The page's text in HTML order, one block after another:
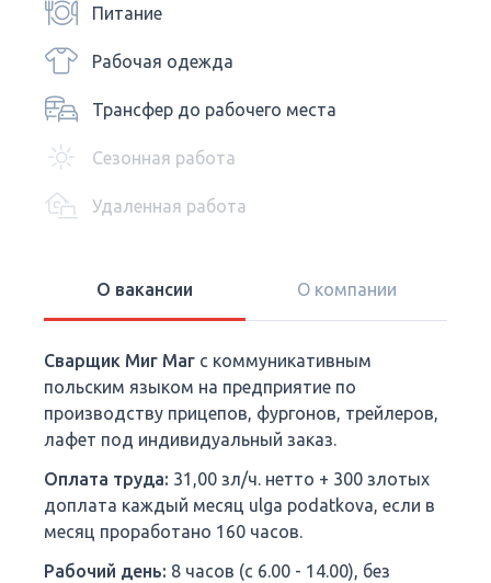
Питание
Рабочая одежда
Трансфер до рабочего места
Сезонная работа
Удаленная работа
О вакансии О компании
Сварщик Миг Маг c коммуникативным
польским языком на предприятие по
производству прицепов, фургонов, трейлеров,
лафет под индивидуальный заказ.
Оплата труда: 31,00 зл/ч. нетто + 300 злотых
доплата каждый месяц ulga podatkova, если в
месяц проработано 160 часов.
Рабочий день: 8 часов (с 6.00 - 14.00), без